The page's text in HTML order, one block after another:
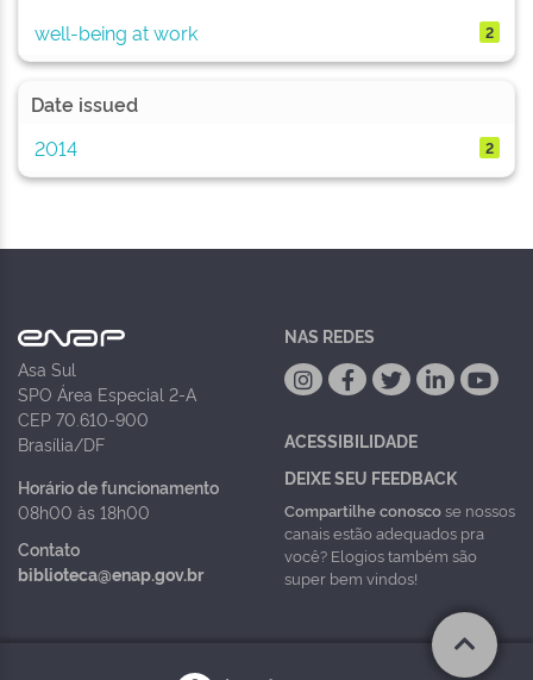
well-being at work 2
Date issued
2014
2
Asa Sul
SPO Área Especial 2-A
CEP 70.610-900
Brasília/DF
Horário de funcionamento
08h00 às 18h00
Contato
biblioteca@enap.gov.br
NAS REDES
ACESSIBILIDADE
DEIXE SEU FEEDBACK
Compartilhe conoscose nossos
canais estão adequados pra
você? Elogios também são
super bem vindos!